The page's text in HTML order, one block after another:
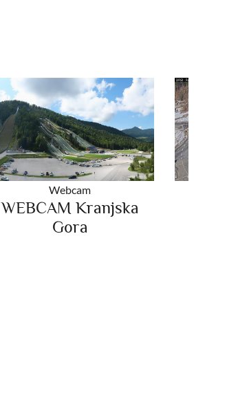
Webcam
WEBCAM Kranjska
Gora